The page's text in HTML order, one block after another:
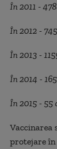
În 2011 -
În 2012 -
În 2013 -
În 2014 -
În 2015 - 55
Vaccinarea
protejare